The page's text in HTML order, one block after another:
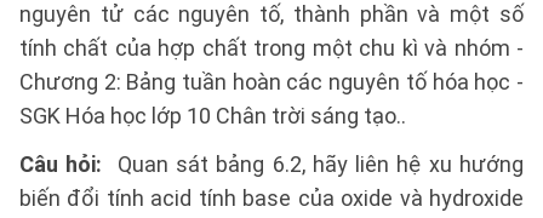
nguyên tử các nguyên tố, thành phần và một số
tính chất của hợp chất trong một chu kì và nhóm -
Chương 2: Bảng tuần hoàn các nguyên tố hóa học -
SGK Hóa học lớp 10 Chân trời sáng tạo..
Câu hỏi:
Quan sát bảng 6.2, hãy liên hệ xu hướng
biến đổi tính acid tính base của oxide và hydroxide